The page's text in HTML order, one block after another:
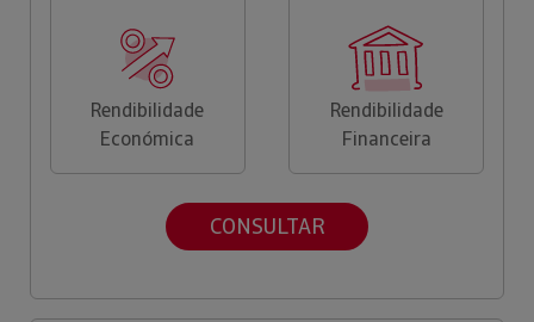
Rendibilidade
Económica
Rendibilidade
Financeira
CONSULTAR